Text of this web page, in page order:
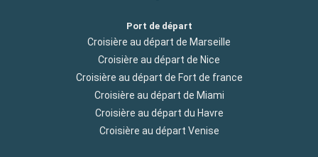
Port de départ
Croisière au départ de Marseille
Croisière au départ de Nice
Croisière au départ de Fort de france
Croisière au départ de Miami
Croisière au départ du Havre
Croisière au départ Venise